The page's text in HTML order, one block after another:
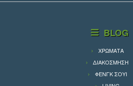
BLOG
ΧΡΩΜΑΤΑ
ΔΙΑΚΟΣΜΗΣΗ
ΦΕΝΓΚ ΣΟΥΙ